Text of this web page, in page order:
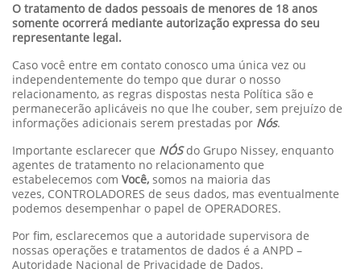
O tratamento de dados pessoais de menores de 18 anos
somente ocorrerá mediante autorização expressa do seu
representante legal.
Caso você entre em contato conosco uma única vez ou
independentemente do tempo que durar o nosso
relacionamento, as regras dispostas nesta Política são e
permanecerão aplicáveis no que lhe couber, sem prejuízo de
informações adicionais serem prestadas por Nós.
Importante esclarecer que NÓSdo Grupo Nissey, enquanto
agentes de tratamento no relacionamento que
estabelecemos com Você, somos na maioria das
vezes, CONTROLADORES de seus dados, mas eventualmente
podemos desempenhar o papel de OPERADORES.
Por fim, esclarecemos que a autoridade supervisora de
nossas operações e tratamentos de dados é a ANPD –
Autoridade Nacional de Privacidade de Dados.